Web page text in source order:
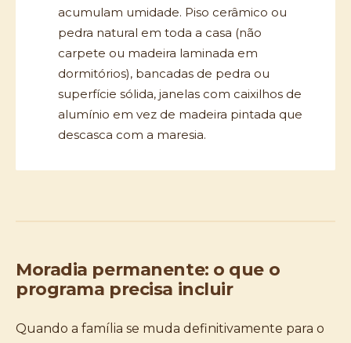
acumulam umidade. Piso cerâmico ou
pedra natural em toda a casa (não
carpete ou madeira laminada em
dormitórios), bancadas de pedra ou
superfície sólida, janelas com caixilhos de
alumínio em vez de madeira pintada que
descasca com a maresia.
Moradia permanente: o que o
programa precisa incluir
Quando a família se muda definitivamente para o